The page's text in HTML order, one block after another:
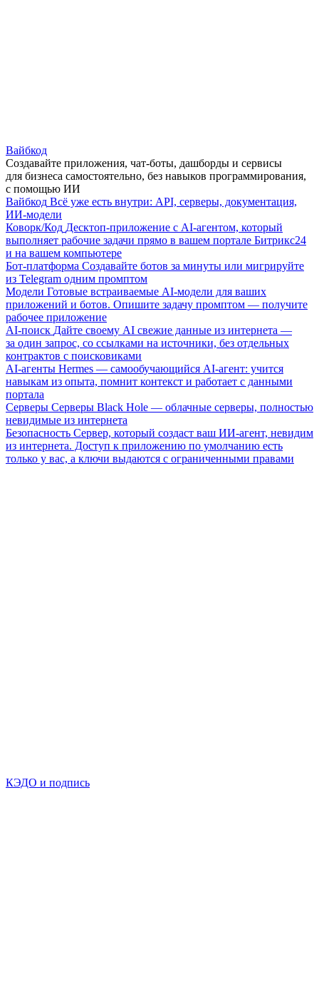
Вайбкод
Создавайте приложения, чат-боты, дашборды и сервисы
для бизнеса самостоятельно, без навыков программирования,
с помощью ИИ
Вайбкод Всё уже есть внутри: API, серверы, документация,
ИИ-модели
Коворк/Код Десктоп-приложение с AI-агентом, который
выполняет рабочие задачи прямо в вашем портале Битрикс24
и на вашем компьютере
Бот-платформа Создавайте ботов за минуты или мигрируйте
из Telegram одним промптом
Модели Готовые встраиваемые AI-модели для ваших
приложений и ботов. Опишите задачу промптом — получите
рабочее приложение
AI-поиск Дайте своему AI свежие данные из интернета —
за один запрос, со ссылками на источники, без отдельных
контрактов с поисковиками
AI-агенты Hermes — самообучающийся AI-агент: учится
навыкам из опыта, помнит контекст и работает с данными
портала
Серверы Серверы Black Hole — облачные серверы, полностью
невидимые из интернета
Безопасность Сервер, который создаст ваш ИИ-агент, невидим
из интернета. Доступ к приложению по умолчанию есть
только у вас, а ключи выдаются с ограниченными правами
КЭДО и подпись